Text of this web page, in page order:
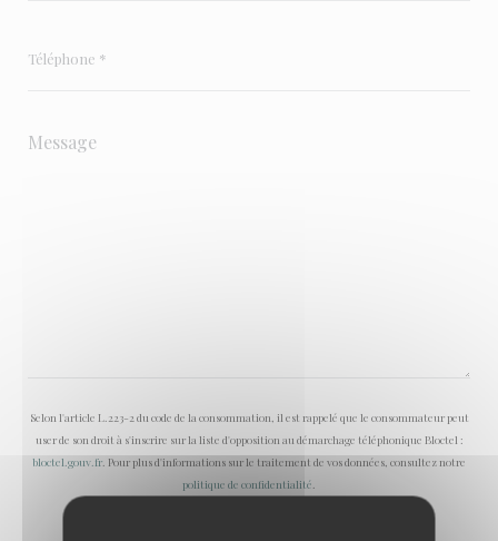
Selon l'article L.223-2 du code de la consommation, il est rappelé que le consommateur peut
user de son droit à s'inscrire sur la liste d'opposition au démarchage téléphonique Bloctel :
bloctel.gouv.fr . Pour plus d'informations sur le traitement de vos données, consultez notre
politique de confidentialité